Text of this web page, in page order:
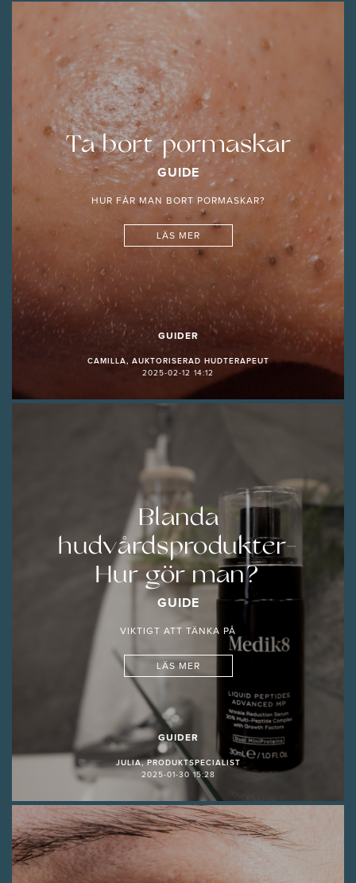
Ta bort pormaskar
GUIDE
HUR FÅR MAN BORT PORMASKAR?
LÄS MER
GUIDER
CAMILLA, AUKTORISERAD HUDTERAPEUT
2025-02-12 14:12
Blanda
hudvårdsprodukter-
Hur gör man?
GUIDE
VIKTIGT ATT TÄNKA PÅ
LÄS MER
GUIDER
JULIA, PRODUKTSPECIALIST
2025-01-30 15:28